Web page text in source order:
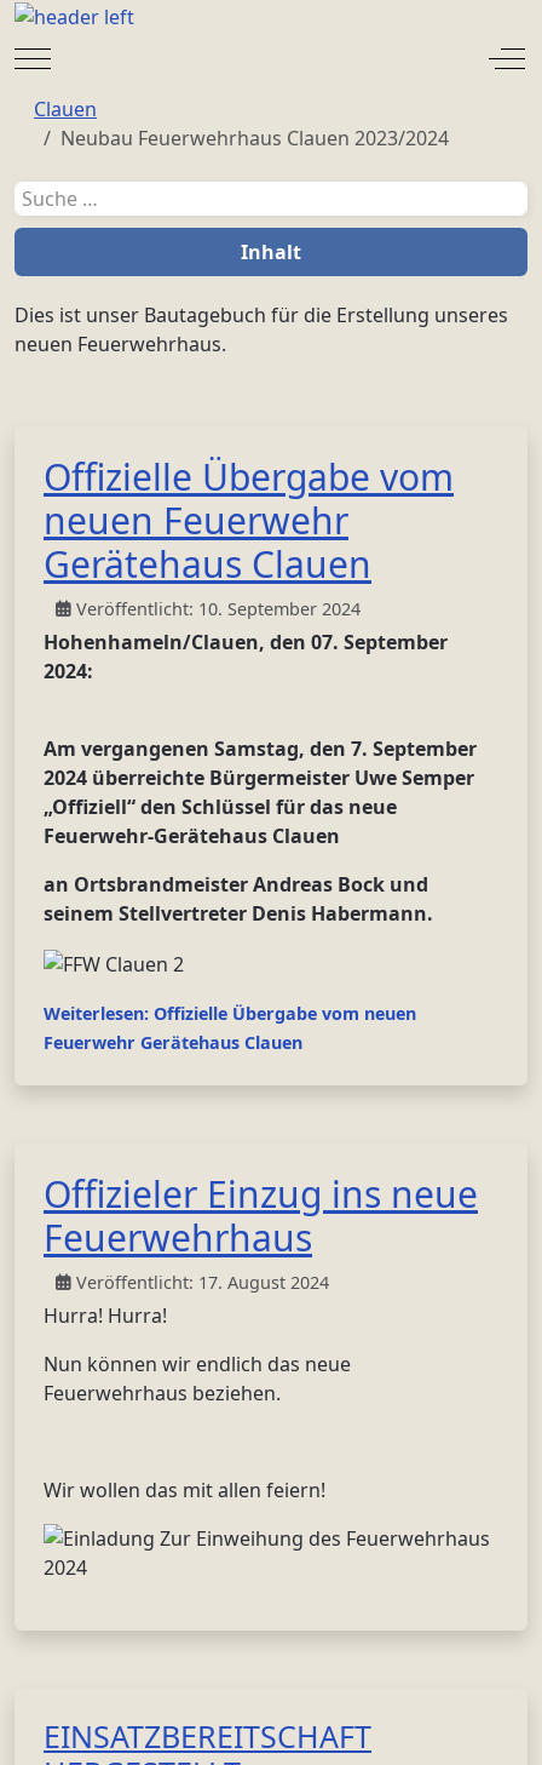
Mobile Menu Toggle
Clauen
Neubau Feuerwehrhaus Clauen 2023/2024
Suchen
Inhalt
Dies ist unser Bautagebuch für die Erstellung unseres
neuen Feuerwehrhaus.
Offizielle Übergabe vom
neuen Feuerwehr
Gerätehaus Clauen
Veröffentlicht: 10. September 2024
Hohenhameln/Clauen, den 07. September
2024:
Am vergangenen Samstag, den 7. September
2024 überreichte Bürgermeister Uwe Semper
„Offiziell“ den Schlüssel für das neue
Feuerwehr-Gerätehaus Clauen
an Ortsbrandmeister Andreas Bock und
seinem Stellvertreter Denis Habermann.
Weiterlesen: Offizielle Übergabe vom neuen
Feuerwehr Gerätehaus Clauen
Offizieler Einzug ins neue
Feuerwehrhaus
Veröffentlicht: 17. August 2024
Hurra! Hurra!
Nun können wir endlich das neue
Feuerwehrhaus beziehen.
Wir wollen das mit allen feiern!
EINSATZBEREITSCHAFT